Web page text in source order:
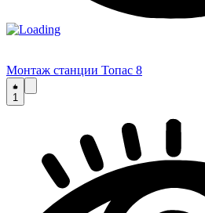
Монтаж станции Топас 8
1